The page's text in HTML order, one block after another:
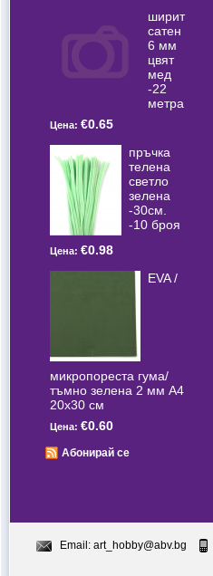
ширит
сатен
6 мм
цвят
мед
-22
метра
Цена: €0.65
пръчка
телена
светлo
зелена
-30см.
-10 броя
Цена: €0.98
EVA /
микропореста гума/
тъмно зелена 2 мм А4
20x30 см
Цена: €0.60
Абонирай се
Email: art_hobby@abv.bg